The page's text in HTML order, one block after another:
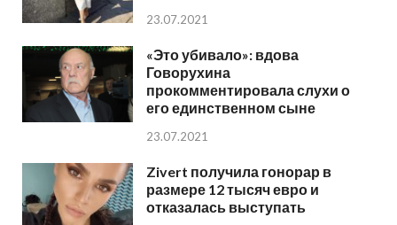
23.07.2021
«Это убивало»: вдова
Говорухина
прокомментировала слухи о
его единственном сыне
23.07.2021
Zivert получила гонорар в
размере 12 тысяч евро и
отказалась выступать